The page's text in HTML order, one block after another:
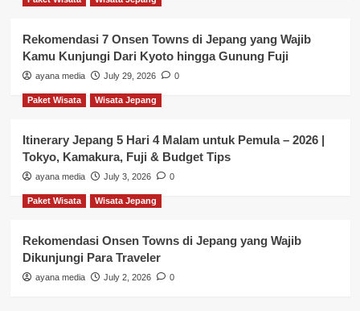
Rekomendasi 7 Onsen Towns di Jepang yang Wajib
Kamu Kunjungi Dari Kyoto hingga Gunung Fuji
ayana media July 29, 2026 0
Paket Wisata Wisata Jepang
Itinerary Jepang 5 Hari 4 Malam untuk Pemula – 2026 |
Tokyo, Kamakura, Fuji & Budget Tips
ayana media July 3, 2026 0
Paket Wisata Wisata Jepang
Rekomendasi Onsen Towns di Jepang yang Wajib
Dikunjungi Para Traveler
ayana media July 2, 2026 0